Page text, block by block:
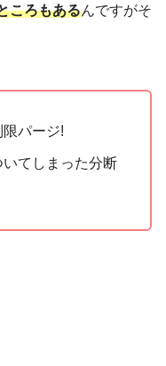
ころもあるんですがそ
限パージ!
いてしまった分断